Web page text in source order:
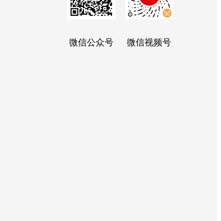
微信公众号 微信视频号